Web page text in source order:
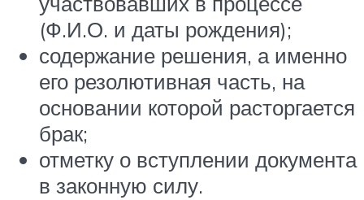
(Ф.И.О. и даты рождения);
содержание решения, а именно
его резолютивная часть, на
основании которой расторгается
брак;
отметку о вступлении документа
в законную силу.